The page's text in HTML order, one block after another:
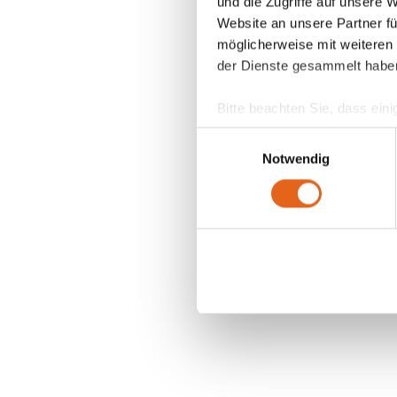
Website an unsere Partner
möglicherweise mit
der Dienste gesammelt
Bitte beachten Sie, dass
anderes Datenschutzniveau
Übereinstimmung mit den
Sie geben Einwilligung zu
Notwendig